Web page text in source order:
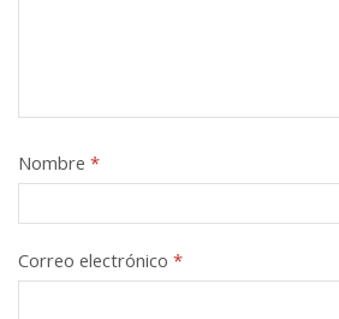
Nombre *
Correo electrónico *